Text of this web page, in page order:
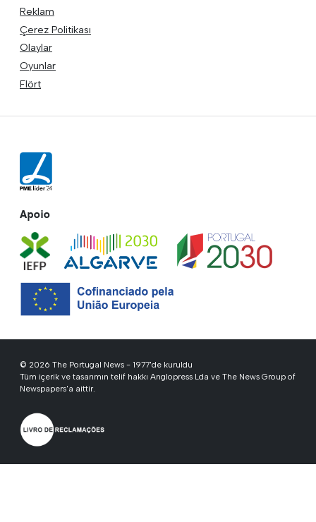
Reklam
Çerez Politikası
Olaylar
Oyunlar
Flört
Apoio
© 2026 The Portugal News - 1977'de kuruldu
Tüm içerik ve tasarımın telif hakkı Anglopress Lda ve The News Group of
Newspapers'a aittir.